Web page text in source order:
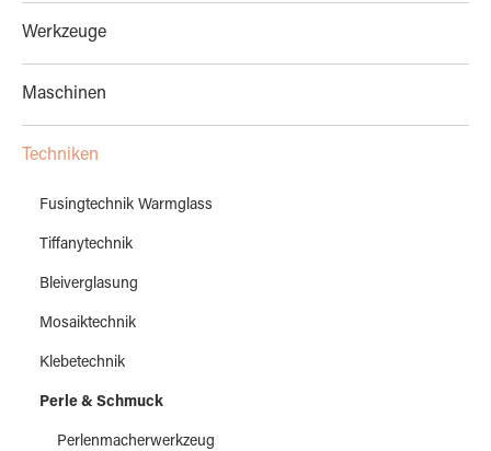
Werkzeuge
Maschinen
Techniken
Fusingtechnik Warmglass
Tiffanytechnik
Bleiverglasung
Mosaiktechnik
Klebetechnik
Perle & Schmuck
Perlenmacherwerkzeug